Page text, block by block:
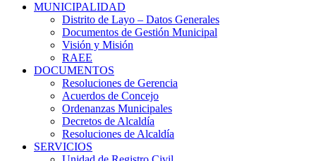
MUNICIPALIDAD
Distrito de Layo – Datos Generales
Documentos de Gestión Municipal
Visión y Misión
RAEE
DOCUMENTOS
Resoluciones de Gerencia
Acuerdos de Concejo
Ordenanzas Municipales
Decretos de Alcaldía
Resoluciones de Alcaldía
SERVICIOS